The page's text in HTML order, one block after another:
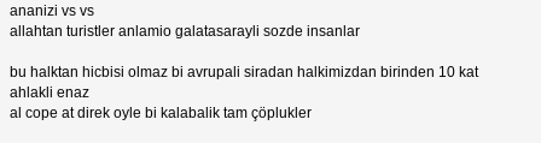
ananizi vs vs
allahtan turistler anlamio galatasarayli sozde insanlar
bu halktan hicbisi olmaz bi avrupali siradan halkimizdan birinden 10 kat
ahlakli enaz
al cope at direk oyle bi kalabalik tam çöplukler